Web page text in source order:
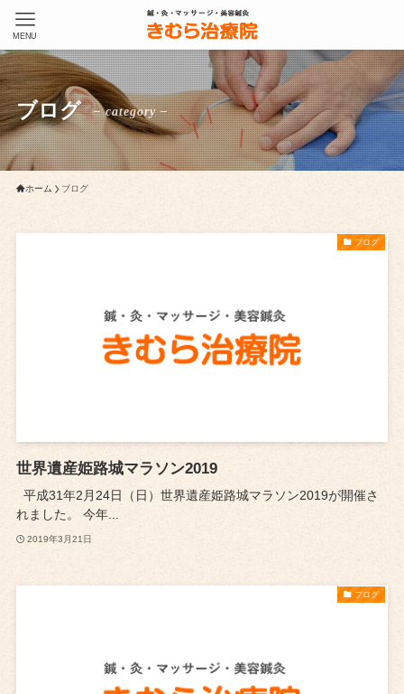
MENU
ブログ – category –
ホーム ブログ
ブログ
世界遺産姫路城マラソン2019
平成31年2月24日（日）世界遺産姫路城マラソン2019が開催さ
れました。 今年...
2019年3月21日
ブログ